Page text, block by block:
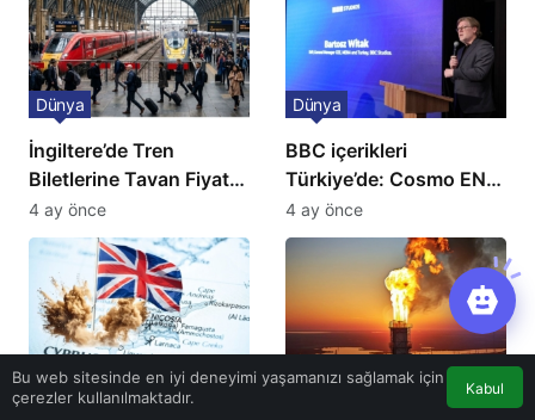
İngiltere’de Tren
Biletlerine Tavan Fiyat:
Ulaşımda Yeni
Düzenleme
Dünya
4 ay önce
BBC içerikleri
Türkiye’de: Cosmo EN
ve BBC Player yayında
Dünya
4 ay önce
Dünya Dünya
Bu web sitesinde en iyi deneyimi yaşamanızı sağlamak için
çerezler kullanılmaktadır.
Kabul